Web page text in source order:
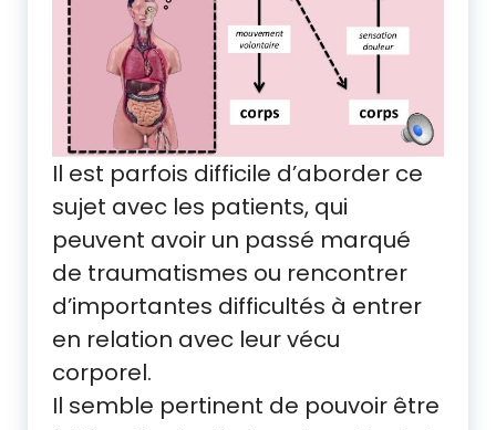
Il est parfois difficile d’aborder ce
sujet avec les patients, qui
peuvent avoir un passé marqué
de traumatismes ou rencontrer
d’importantes difficultés à entrer
en relation avec leur vécu
corporel.
Il semble pertinent de pouvoir être